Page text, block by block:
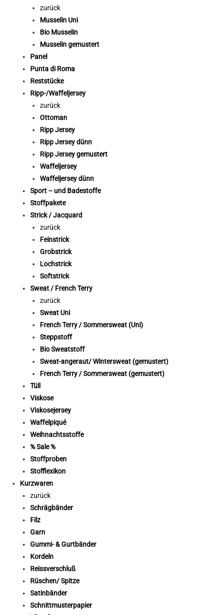
zurück
Musselin Uni
Bio Musselin
Musselin gemustert
Panel
Punta di Roma
Reststücke
Ripp-/Waffeljersey
zurück
Ottoman
Ripp Jersey
Ripp Jersey dünn
Ripp Jersey gemustert
Waffeljersey
Waffeljersey dünn
Sport – und Badestoffe
Stoffpakete
Strick / Jacquard
zurück
Feinstrick
Grobstrick
Lochstrick
Softstrick
Sweat / French Terry
zurück
Sweat Uni
French Terry / Sommersweat (Uni)
Steppstoff
Bio Sweatstoff
Sweat-angeraut/ Wintersweat (gemustert)
French Terry / Sommersweat (gemustert)
Tüll
Viskose
Viskosejersey
Waffelpiqué
Weihnachtsstoffe
% Sale %
Stoffproben
Stofflexikon
Kurzwaren
zurück
Schrägbänder
Filz
Garn
Gummi- & Gurtbänder
Kordeln
Reissverschluß
Rüschen/ Spitze
Satinbänder
Schnittmusterpapier